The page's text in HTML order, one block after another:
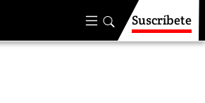
Suscríbete